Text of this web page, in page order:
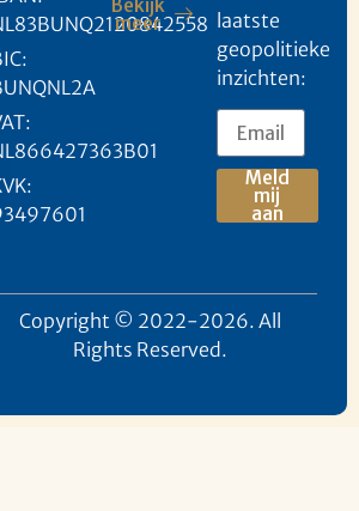
Bekijk
meer
laatste
geopolitieke
inzichten:
Meld
mij
aan
Copyright © 2022-2026. All
Rights Reserved.